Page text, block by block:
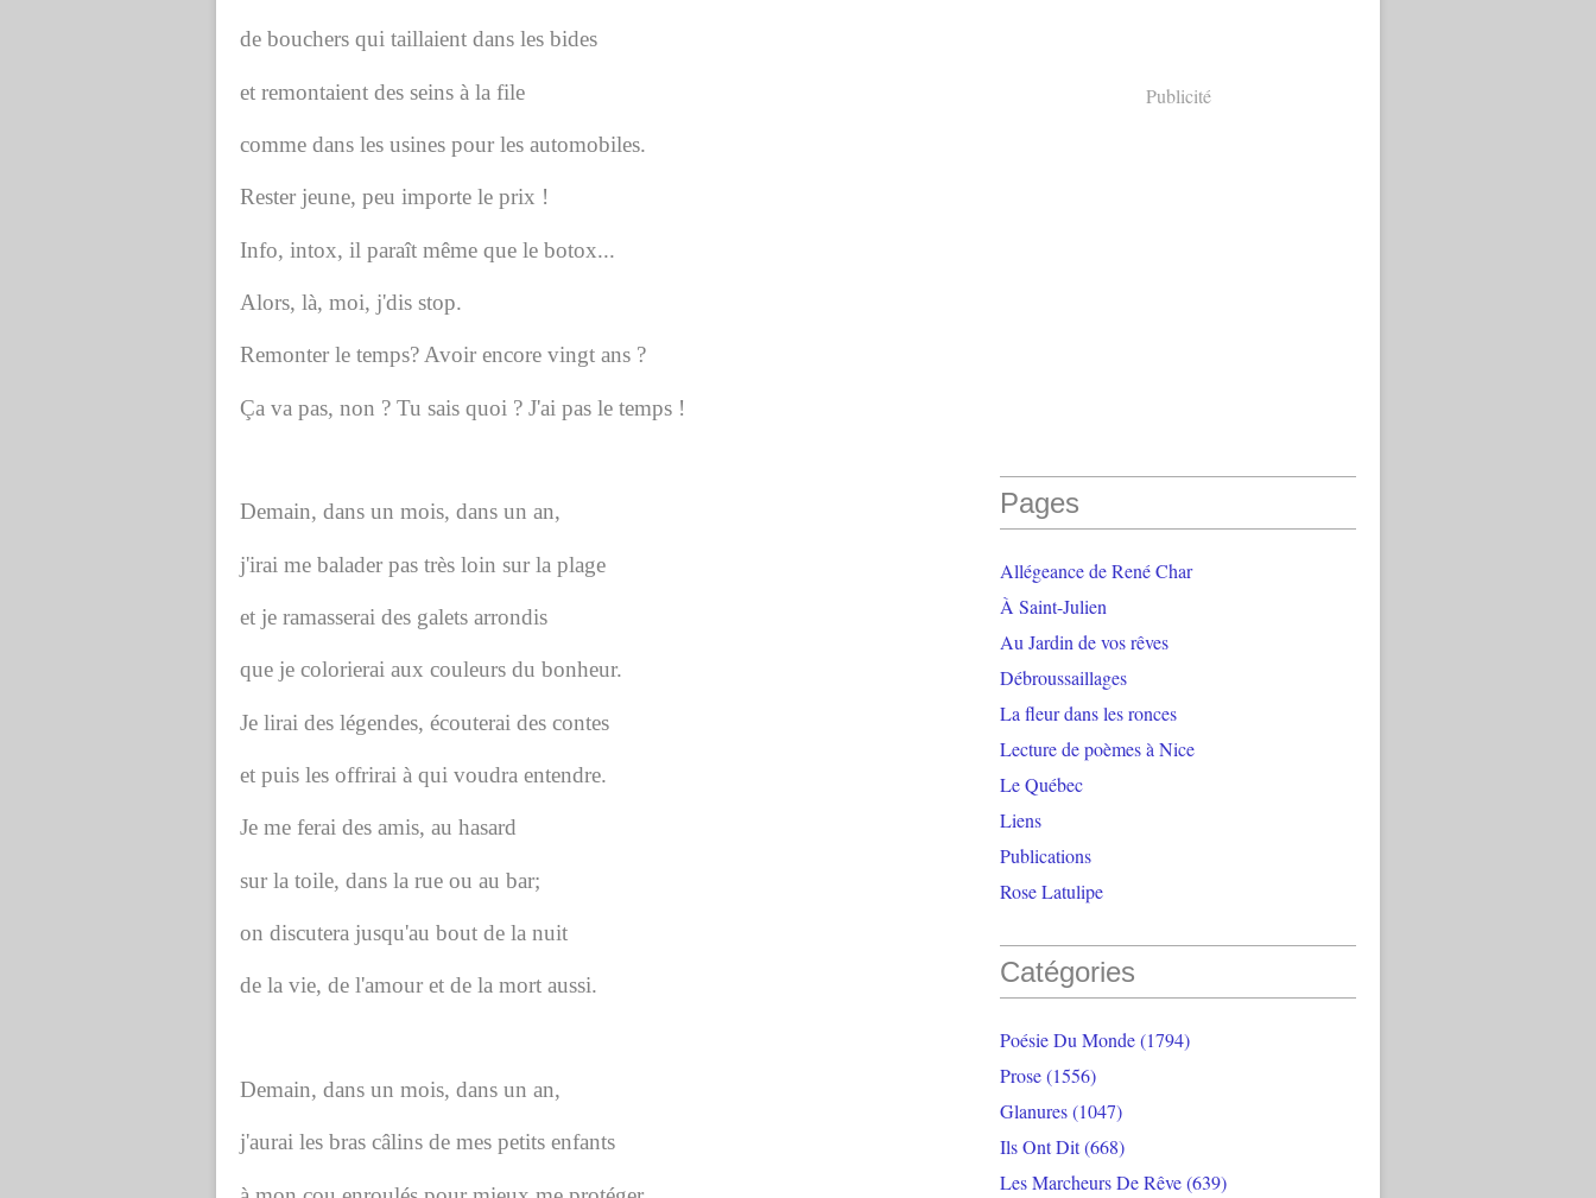
de bouchers qui taillaient dans les bides
et remontaient des seins à la file
comme dans les usines pour les automobiles.
Rester jeune, peu importe le prix !
Info, intox, il paraît même que le botox...
Alors, là, moi, j'dis stop.
Remonter le temps? Avoir encore vingt ans ?
Ça va pas, non ? Tu sais quoi ? J'ai pas le temps !
Demain, dans un mois, dans un an,
j'irai me balader pas très loin sur la plage
et je ramasserai des galets arrondis
que je colorierai aux couleurs du bonheur.
Je lirai des légendes, écouterai des contes
et puis les offrirai à qui voudra entendre.
Je me ferai des amis, au hasard
sur la toile, dans la rue ou au bar;
on discutera jusqu'au bout de la nuit
de la vie, de l'amour et de la mort aussi.
Demain, dans un mois, dans un an,
j'aurai les bras câlins de mes petits enfants
Publicité
Pages
Allégeance de René Char
À Saint-Julien
Au Jardin de vos rêves
Débroussaillages
La fleur dans les ronces
Lecture de poèmes à Nice
Le Québec
Liens
Publications
Rose Latulipe
Catégories
Poésie Du Monde(1794)
Prose(1556)
Glanures(1047)
Ils Ont Dit(668)
Les Marcheurs De Rêve(639)